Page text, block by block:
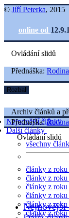
© Jiří Peterka, 2015
online od
Ovládání slidů
Nejnovější články
Další články
všechny
články z roku
články z roku
články z roku
články z roku
články z roku
články z roku
Přednáška:
Rozbal
Archiv článků a
Přednáška:
Ovládání slidů
Nejnovější